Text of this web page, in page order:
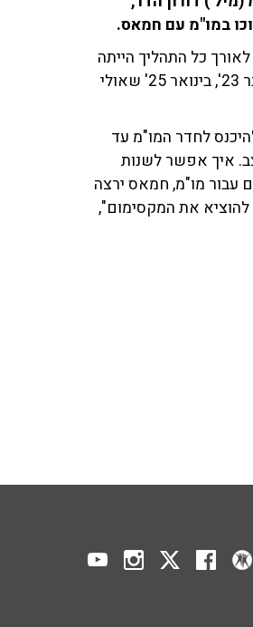
במו"מ עם חמאס.
כל התהליך הייתה
לעשות עסקאות חלקיות", אמר הדר. "היינו בעסקאות חלקיות, חמאס האמין בנובמבר 23', בינואר 25' שאולי
לחדר המו"מ עד
איך אפשר לשנות
פיתוי. אפשר להגיד שישראל מוכנה להפסקת אש של ולהקציב 30 יום עבור מו"מ, חמאס ירצה
להוציא את המקסימום",